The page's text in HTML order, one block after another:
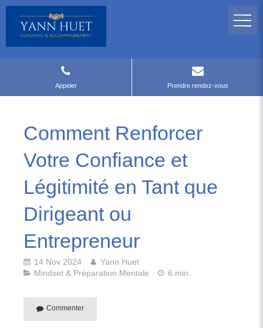
Appeler Prendre rendez-vous
Comment Renforcer
Votre Confiance et
Légitimité en Tant que
Dirigeant ou
Entrepreneur
14 Nov 2024
Yann Huet
Mindset & Préparation Mentale
6 min.
Commenter